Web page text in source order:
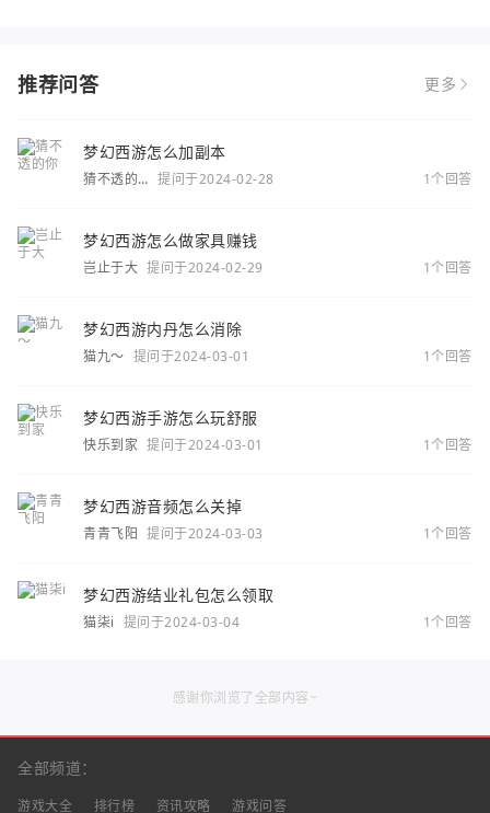
推荐问答 更多
梦幻西游怎么加副本
猜不透的
提问于2024-02-28 1个回答
梦幻西游怎么做家具赚钱
岂止于大 提问于2024-02-29 1个回答
梦幻西游内丹怎么消除
猫九～ 提问于2024-03-01 1个回答
梦幻西游手游怎么玩舒服
快乐到家 提问于2024-03-01 1个回答
梦幻西游音频怎么关掉
青青飞阳 提问于2024-03-03 1个回答
梦幻西游结业礼包怎么领取
猫柒i 提问于2024-03-04 1个回答
感谢你浏览了全部内容~
全部频道：
游戏大全 排行榜 资讯攻略 游戏问答